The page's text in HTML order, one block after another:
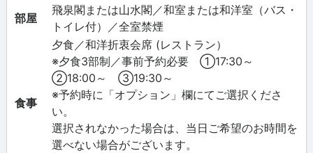
部屋
飛泉閣または山水閣／和室または和洋室（バス・
トイレ付）／全室禁煙
食事
夕食／和洋折衷会席 (レストラン）
※夕食3部制／事前予約必要 ①17:30～
②18:00～ ③19:30～
※予約時に「オプション」欄にてご選択くださ
い。
選択されなかった場合は、当日ご希望のお時間を
選べない場合がございます。